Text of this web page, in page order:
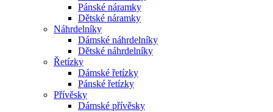
Pánské náramky
Dětské náramky
Náhrdelníky
Dámské náhrdelníky
Dětské náhrdelníky
Řetízky
Dámské řetízky
Pánské řetízky
Přívěsky
Dámské přívěsky